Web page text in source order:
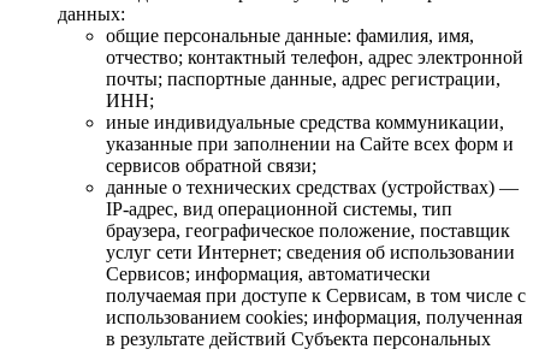
данных:
общие персональные данные: фамилия, имя,
отчество; контактный телефон, адрес электронной
почты; паспортные данные, адрес регистрации,
ИНН;
иные индивидуальные средства коммуникации,
указанные при заполнении на Сайте всех форм и
сервисов обратной связи;
данные о технических средствах (устройствах) —
IP-адрес, вид операционной системы, тип
браузера, географическое положение, поставщик
услуг сети Интернет; сведения об использовании
Сервисов; информация, автоматически
получаемая при доступе к Сервисам, в том числе с
использованием cookies; информация, полученная
в результате действий Субъекта персональных